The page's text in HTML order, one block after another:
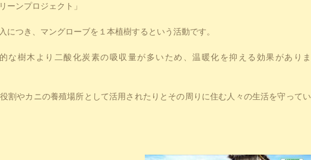
ンプロジェクト」
につき、マングローブを１本植樹するという活動です。
な樹木より二酸化炭素の吸収量が多いため、温暖化を抑える効果がありま
割やカニの養殖場所として活用されたりとその周りに住む人々の生活を守ってい